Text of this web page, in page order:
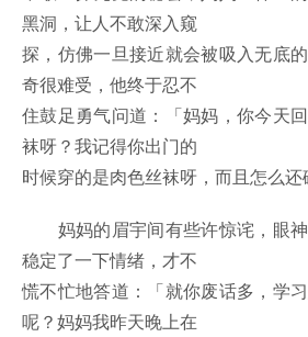
黑洞，让人不敢深入窥
探，仿佛一旦接近就会被吸入无底
奇很难受，他终于忍不
住鼓足勇气问道：「妈妈，你今天
袜呀？我记得你出门的
时候穿的是肉色丝袜呀，而且怎么还
妈妈的眉宇间有些许惊诧，眼神
稳定了一下情绪，才不
慌不忙地答道：「就你废话多，学
呢？妈妈我昨天晚上在